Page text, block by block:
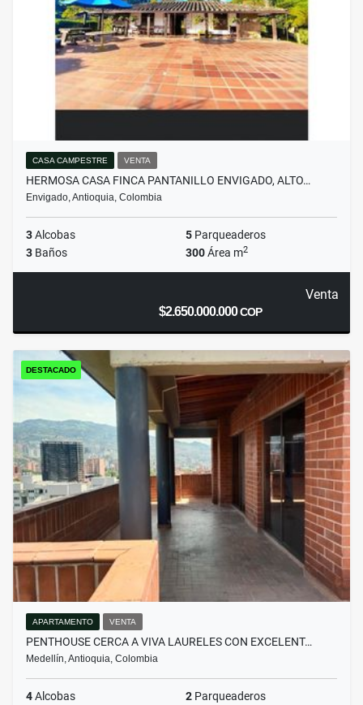
CASA CAMPESTRE VENTA
HERMOSA CASA FINCA PANTANILLO ENVIGADO, ALTO…
Envigado, Antioquia, Colombia
3Alcobas 5 Parqueaderos
3 Baños 300Área m2
Venta
$2.650.000.000COP
DESTACADO
APARTAMENTO VENTA
PENTHOUSE CERCA A VIVA LAURELES CON EXCELENT…
Medellín, Antioquia, Colombia
4Alcobas 2 Parqueaderos